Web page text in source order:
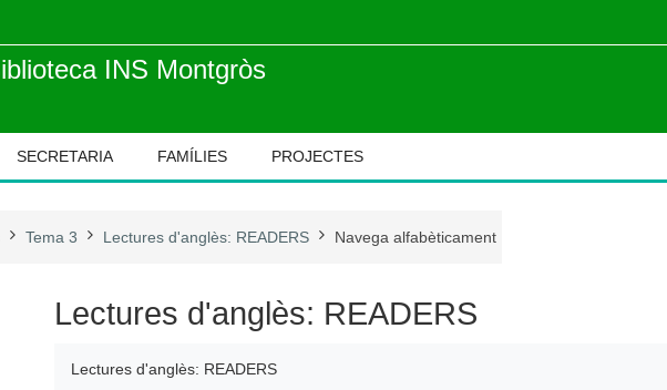
INS Montgròs
SECRETARIA FAMÍLIES PROJECTES
Tema 3 Lectures d'anglès: READERS Navega alfabèticament
Lectures d'anglès: READERS
Lectures d'anglès: READERS